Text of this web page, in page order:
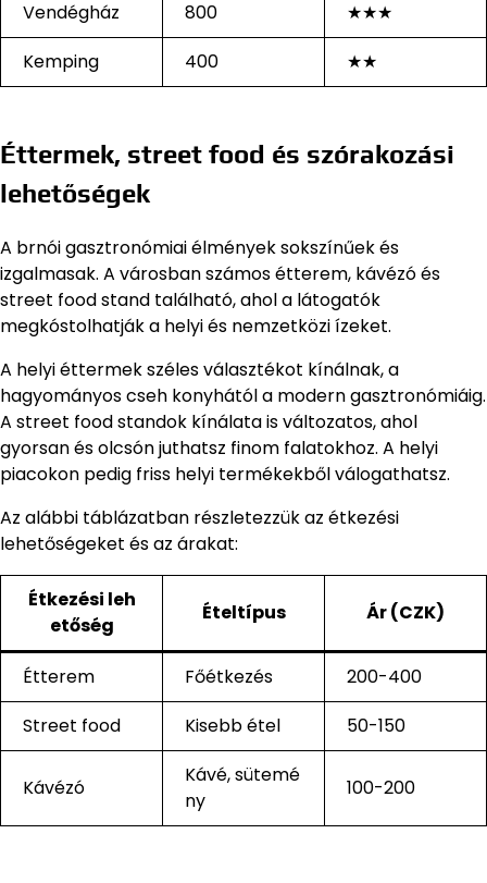
Vendégház
800
★★★
Kemping
400 ★★
Éttermek, street food és szórakozási
lehetőségek
A brnói gasztronómiai élmények sokszínűek és
izgalmasak. A városban számos étterem, kávézó és
street food stand található, ahol a látogatók
megkóstolhatják a helyi és nemzetközi ízeket.
A helyi éttermek széles választékot kínálnak, a
hagyományos cseh konyhától a modern gasztronómiáig.
A street food standok kínálata is változatos, ahol
gyorsan és olcsón juthatsz finom falatokhoz. A helyi
piacokon pedig friss helyi termékekből válogathatsz.
Az alábbi táblázatban részletezzük az étkezési
lehetőségeket és az árakat:
Étkezési leh
etőség
Ételtípus Ár (CZK)
Étterem Főétkezés
200-400
Street food
Kisebb étel 50-150
Kávézó
Kávé, sütemé
ny
100-200